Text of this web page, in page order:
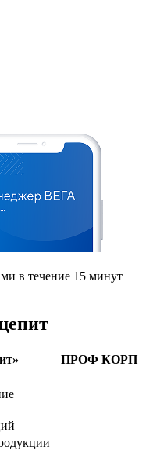
в течение 15 минут
ПРОФ КОРП